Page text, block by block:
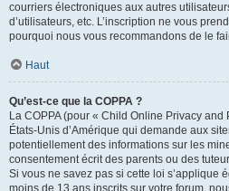
courriers électroniques aux autres
d’utilisateurs, etc. L’inscription ne vous
pourquoi nous vous recommandons de le
Haut
Qu’est-ce que la COPPA ?
La COPPA (pour « Child Online Privacy
États-Unis d’Amérique qui demande aux
potentiellement des informations sur les
consentement écrit des parents ou des
Si vous ne savez pas si cette loi s’applique
moins de 13 ans inscrits sur votre forum,